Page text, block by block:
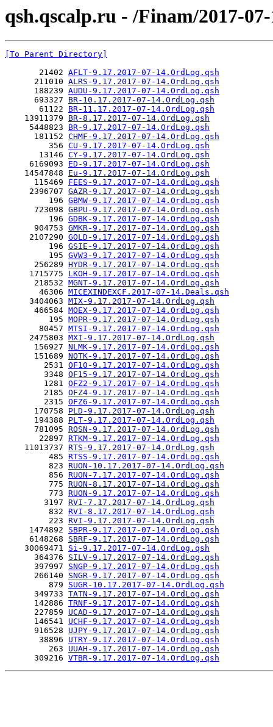
qsh.qscalp.ru - /Finam/2017-
[To Parent Directory]
       21402
AFLT-9.17.2017-07-14.OrdLog.qsh
      211010
ALRS-9.17.2017-07-14.OrdLog.qsh
      188239
AUDU-9.17.2017-07-14.OrdLog.qsh
      693327
BR-10.17.2017-07-14.OrdLog.qsh
       61122
BR-11.17.2017-07-14.OrdLog.qsh
    13911379
BR-8.17.2017-07-14.OrdLog.qsh
     5448823
BR-9.17.2017-07-14.OrdLog.qsh
      181152
CHMF-9.17.2017-07-14.OrdLog.qsh
         356
CU-9.17.2017-07-14.OrdLog.qsh
       13146
CY-9.17.2017-07-14.OrdLog.qsh
     6169093
ED-9.17.2017-07-14.OrdLog.qsh
    14547848
Eu-9.17.2017-07-14.OrdLog.qsh
      115469
FEES-9.17.2017-07-14.OrdLog.qsh
     2396707
GAZR-9.17.2017-07-14.OrdLog.qsh
         196
GBMW-9.17.2017-07-14.OrdLog.qsh
      723098
GBPU-9.17.2017-07-14.OrdLog.qsh
         196
GDBK-9.17.2017-07-14.OrdLog.qsh
      904753
GMKR-9.17.2017-07-14.OrdLog.qsh
     2107290
GOLD-9.17.2017-07-14.OrdLog.qsh
         196
GSIE-9.17.2017-07-14.OrdLog.qsh
         195
GVW3-9.17.2017-07-14.OrdLog.qsh
      256289
HYDR-9.17.2017-07-14.OrdLog.qsh
     1715775
LKOH-9.17.2017-07-14.OrdLog.qsh
      218532
MGNT-9.17.2017-07-14.OrdLog.qsh
       46306
MICEXINDEXCF.2017-07-14.Deals.qsh
     3404063
MIX-9.17.2017-07-14.OrdLog.qsh
      466584
MOEX-9.17.2017-07-14.OrdLog.qsh
         195
MOPR-9.17.2017-07-14.OrdLog.qsh
       80457
MTSI-9.17.2017-07-14.OrdLog.qsh
     2475803
MXI-9.17.2017-07-14.OrdLog.qsh
      156927
NLMK-9.17.2017-07-14.OrdLog.qsh
      151689
NOTK-9.17.2017-07-14.OrdLog.qsh
        2531
OF10-9.17.2017-07-14.OrdLog.qsh
        3348
OF15-9.17.2017-07-14.OrdLog.qsh
        1281
OFZ2-9.17.2017-07-14.OrdLog.qsh
        2185
OFZ4-9.17.2017-07-14.OrdLog.qsh
        2315
OFZ6-9.17.2017-07-14.OrdLog.qsh
      170758
PLD-9.17.2017-07-14.OrdLog.qsh
      194388
PLT-9.17.2017-07-14.OrdLog.qsh
      781095
ROSN-9.17.2017-07-14.OrdLog.qsh
       22897
RTKM-9.17.2017-07-14.OrdLog.qsh
    11013737
RTS-9.17.2017-07-14.OrdLog.qsh
         485
RTSS-9.17.2017-07-14.OrdLog.qsh
         823
RUON-10.17.2017-07-14.OrdLog.qsh
         856
RUON-7.17.2017-07-14.OrdLog.qsh
         775
RUON-8.17.2017-07-14.OrdLog.qsh
         773
RUON-9.17.2017-07-14.OrdLog.qsh
        3197
RVI-7.17.2017-07-14.OrdLog.qsh
         832
RVI-8.17.2017-07-14.OrdLog.qsh
         223
RVI-9.17.2017-07-14.OrdLog.qsh
     1474892
SBPR-9.17.2017-07-14.OrdLog.qsh
     6148268
SBRF-9.17.2017-07-14.OrdLog.qsh
    30069471
Si-9.17.2017-07-14.OrdLog.qsh
      364376
SILV-9.17.2017-07-14.OrdLog.qsh
      397997
SNGP-9.17.2017-07-14.OrdLog.qsh
      266140
SNGR-9.17.2017-07-14.OrdLog.qsh
         879
SUGR-10.17.2017-07-14.OrdLog.qsh
      349733
TATN-9.17.2017-07-14.OrdLog.qsh
      142886
TRNF-9.17.2017-07-14.OrdLog.qsh
      227859
UCAD-9.17.2017-07-14.OrdLog.qsh
      146541
UCHF-9.17.2017-07-14.OrdLog.qsh
      916528
UJPY-9.17.2017-07-14.OrdLog.qsh
       38896
UTRY-9.17.2017-07-14.OrdLog.qsh
         263
UUAH-9.17.2017-07-14.OrdLog.qsh
      309216
VTBR-9.17.2017-07-14.OrdLog.qsh